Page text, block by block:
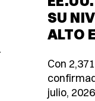
SU
ALTO
Con
julio,